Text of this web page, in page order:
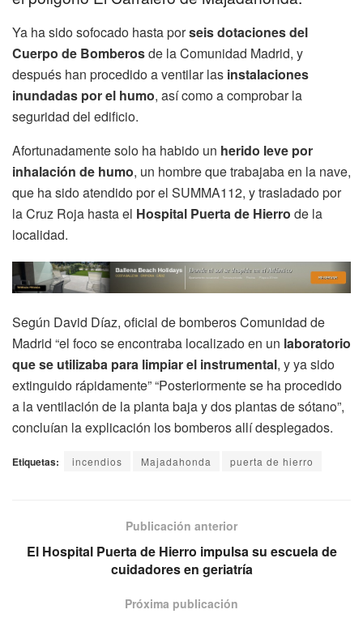
Ya ha sido sofocado hasta porseis dotaciones del
Cuerpo de Bomberosde la Comunidad Madrid, y
después han procedido a ventilar las instalaciones
inundadas por el humo, así como a comprobar la
seguridad del edificio.
Afortunadamente solo ha habido un herido leve por
inhalación de humo, un hombre que trabajaba en la nave,
que ha sido atendido por el SUMMA112, y trasladado por
la Cruz Roja hasta el Hospital Puerta de Hierro de la
localidad.
Según David Díaz, oficial de bomberos Comunidad de
Madrid “el foco se encontraba localizado en un laboratorio
que se utilizaba para limpiar el instrumental, y ya sido
extinguido rápidamente” “Posteriormente se ha procedido
a la ventilación de la planta baja y dos plantas de sótano”,
concluían la explicación los bomberos allí desplegados.
Etiquetas: incendios Majadahonda puerta de hierro
Publicación anterior
El Hospital Puerta de Hierro impulsa su escuela de
cuidadores en geriatría
Próxima publicación